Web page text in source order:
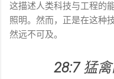
这描述人类科技与工程的
照明。然而，正是在这种
然远不可及。
28:7猛禽